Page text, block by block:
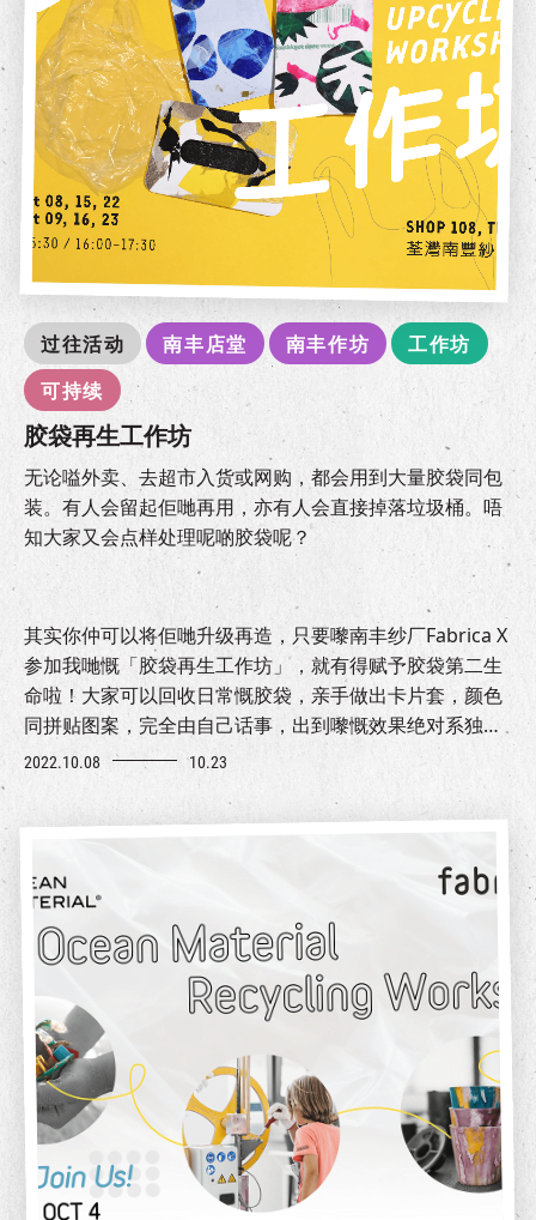
过往活动 南丰店堂 南丰作坊
工作坊
可持续
胶袋再生工作坊
无论嗌外卖、去超市入货或网购，都会用到大量胶袋同包
装。有人会留起佢哋再用，亦有人会直接掉落垃圾桶。唔
知大家又会点样处理呢啲胶袋呢？
其实你仲可以将佢哋升级再造，只要嚟南丰纱厂Fabrica X
参加我哋慨「胶袋再生工作坊」，就有得赋予胶袋第二生
命啦！大家可以回收日常慨胶袋，亲手做出卡片套，颜色
同拼贴图案，完全由自己话事，出到嚟慨效果绝对系独一
无二㗎！咁好玩又有意义慨活动你仲唔快啲报名？
2022.10.08 10.23